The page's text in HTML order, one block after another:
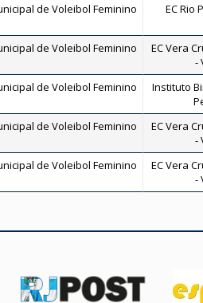
de Voleibol Feminino
EC Rio
de Voleibol Feminino
EC Vera
-
de Voleibol Feminino
Instituto
de Voleibol Feminino
EC Vera
-
de Voleibol Feminino
EC Vera
-